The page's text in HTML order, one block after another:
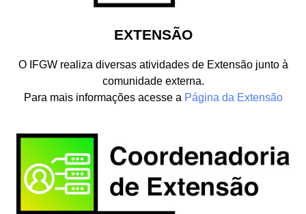
EXTENSÃO
O IFGW realiza diversas atividades de Extensão junto à
comunidade externa.
Para mais informações acesse a Página da Extensão